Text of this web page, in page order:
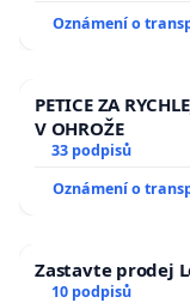
Oznámení o
PETICE ZA
V OHROŽE
33 podpisů
Oznámení o
Zastavte prodej
10 podpisů